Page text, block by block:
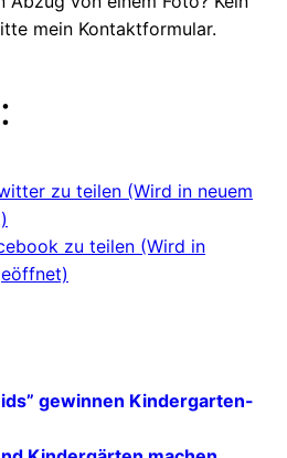
mein Kontaktformular.
zu teilen (Wird in neuem
zu teilen (Wird in
gewinnen Kindergarten-